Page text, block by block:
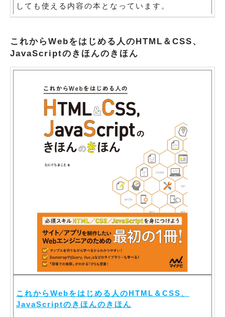
しても使える内容の本となっています。
これからWebをはじめる人のHTML＆CSS、
JavaScriptのきほんのきほん
これからWebをはじめる人のHTML＆CSS、
JavaScriptのきほんのきほん